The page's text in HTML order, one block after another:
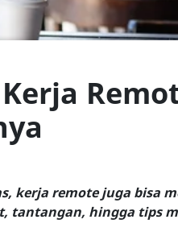
kerja remote juga bisa
tantangan, hingga tips